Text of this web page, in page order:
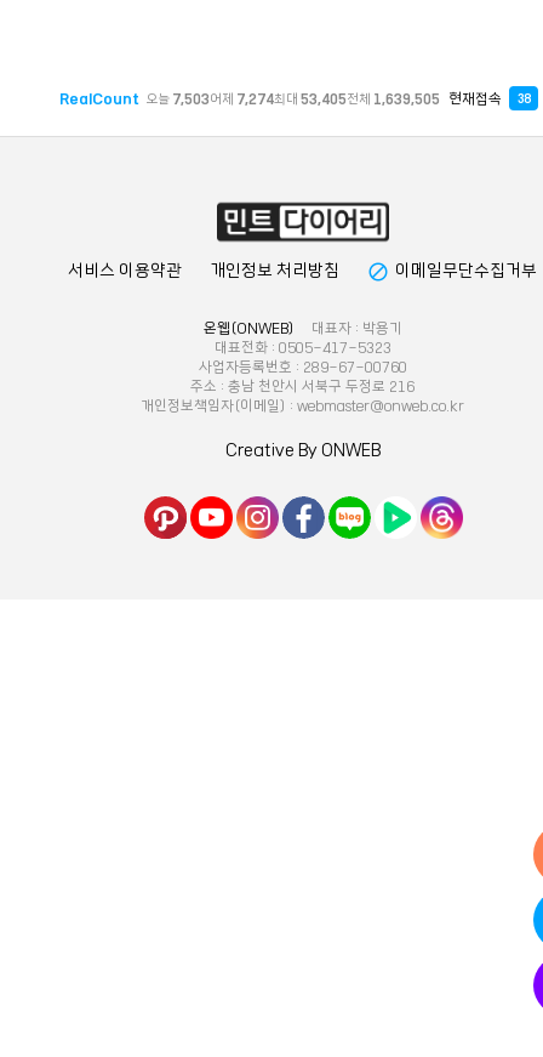
RealCount 오늘 7,503어제 7,274최대 53,405전체 1,639,505 현재접속 38
서비스 이용약관 개인정보 처리방침 block 이메일무단수집거부
온웹(ONWEB)
대표자 : 박용기
대표전화 : 0505-417-5323
사업자등록번호 : 289-67-00760
주소 : 충남 천안시 서북구 두정로 216
개인정보책임자(이메일) : webmaster@onweb.co.kr
Creative By ONWEB